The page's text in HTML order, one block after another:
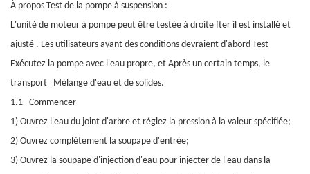
À propos Test de la pompe à suspension :
L'unité de moteur à pompe peut être testée à droite fter il est installé et
ajusté . Les utilisateurs ayant des conditions devraient d'abord Test
Exécutez la pompe avec l'eau propre, et Après un certain temps, le
transport
Mélange d'eau et de solides.
1.1 Commencer
1) Ouvrez l'eau du joint d'arbre et réglez la pression à la valeur spécifiée;
2) Ouvrez complètement la soupape d'entrée;
3) Ouvrez la soupape d'injection d'eau pour injecter de l'eau dans la